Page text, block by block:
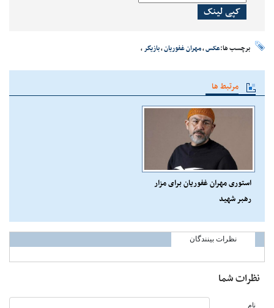
کپی لینک
برچسب ها:عکس،مهران غفوریان،بازیگر،
مرتبط ها
استوری مهران غفوریان برای مزار
رهبر شهید
نظرات بینندگان
نظرات شما
نام